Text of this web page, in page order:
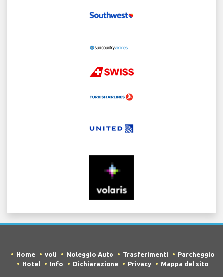
Home voli Noleggio Auto Trasferimenti
Parcheggio
Hotel
Info Dichiarazione Privacy Mappa del sito